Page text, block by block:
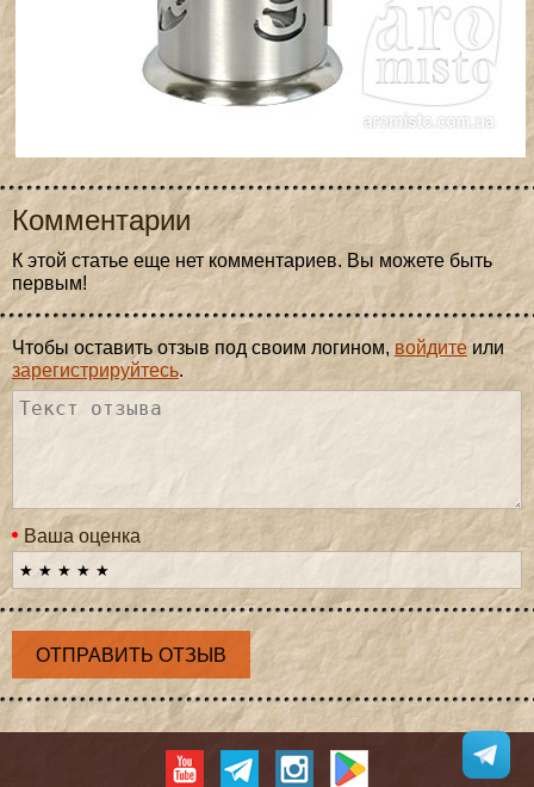
Комментарии
К этой статье еще нет комментариев. Вы можете быть
первым!
Чтобы оставить отзыв под своим логином, войдитеили
зарегистрируйтесь.
Ваша оценка